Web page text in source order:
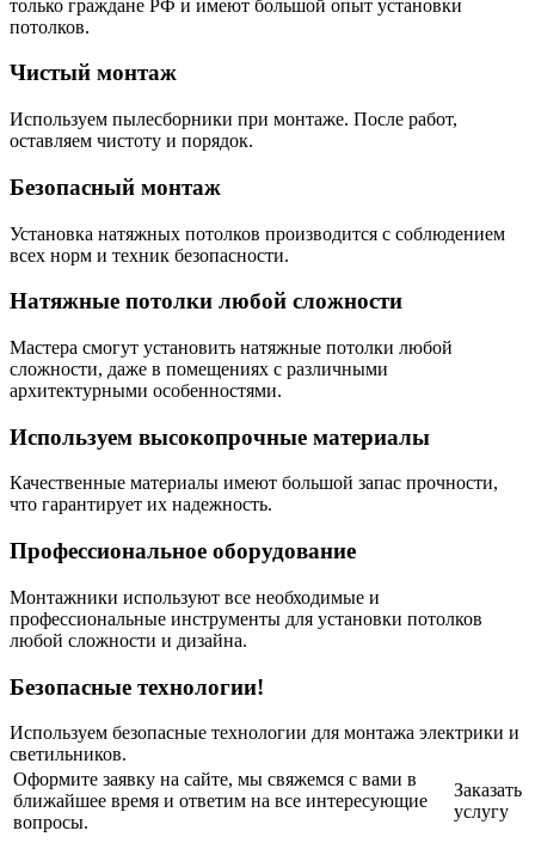
только граждане РФ и имеют большой опыт установки
потолков.
Чистый монтаж
Используем пылесборники при монтаже. После работ,
оставляем чистоту и порядок.
Безопасный монтаж
Установка натяжных потолков производится с соблюдением
всех норм и техник безопасности.
Натяжные потолки любой сложности
Мастера смогут установить натяжные потолки любой
сложности, даже в помещениях с различными
архитектурными особенностями.
Используем высокопрочные материалы
Качественные материалы имеют большой запас прочности,
что гарантирует их надежность.
Профессиональное оборудование
Монтажники используют все необходимые и
профессиональные инструменты для установки потолков
любой сложности и дизайна.
Безопасные технологии!
Используем безопасные технологии для монтажа электрики и
светильников.
Оформите заявку на сайте, мы свяжемся с вами в
ближайшее время и ответим на все интересующие
вопросы.
Заказать
услугу